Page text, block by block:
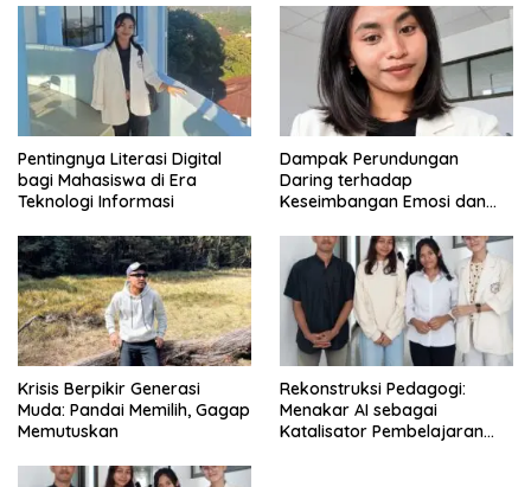
Pentingnya Literasi Digital
bagi Mahasiswa di Era
Teknologi Informasi
Dampak Perundungan
Daring terhadap
Keseimbangan Emosi dan
Krisis Berpikir Generasi
Muda: Pandai Memilih, Gagap
Memutuskan
Rekonstruksi Pedagogi:
Menakar AI sebagai
Katalisator Pembelajaran